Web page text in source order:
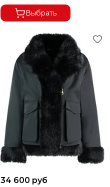
Выбрать
34 600 руб